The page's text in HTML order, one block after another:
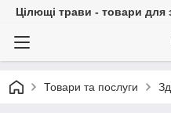
Цілющі трави - товари для
Товари та послуги